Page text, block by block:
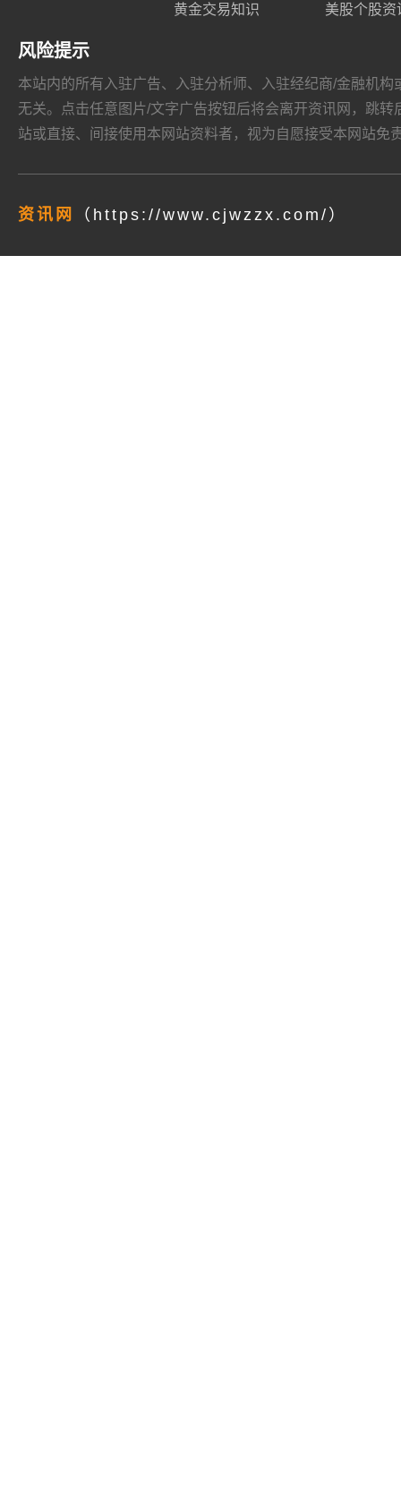
黄金交易知识 美股个股资
风险提示
本站内的所有入驻广告、入驻分析师、入驻经纪商/金融机
无关。点击任意图片/文字广告按钮后将会离开资讯网，跳
站或直接、间接使用本网站资料者，视为自愿接受本网站免
资讯网 （https://www.cjwzzx.com/）